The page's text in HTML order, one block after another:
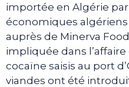
importée en Algérie
économiques
auprès de Minerva
impliquée dans
cocaïne saisis au port
viandes ont été